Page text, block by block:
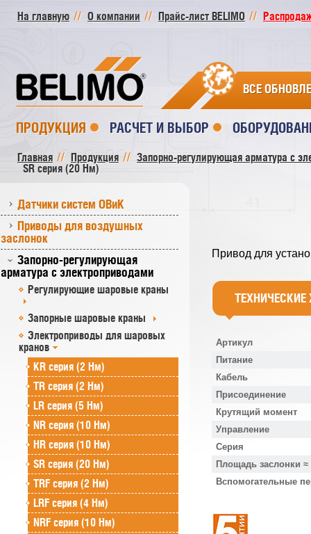
На главную О компании Прайс-лист BELIMO
ВСЕ
ПРОДУКЦИЯ РАСЧЕТ И ВЫБОР
Главная Продукция
Запорно-регулирующая арматура с
SR серия (20 Нм)
Датчики систем ОВиК
Приводы для воздушных
заслонок
Запорно-регулирующая
арматура с электроприводами
Регулирующие шаровые краны
Запорные шаровые краны
Электроприводы для шаровых
кранов
KR серия (2 Нм)
TR серия (2 Нм)
LR серия (5 Нм)
NR серия (10 Нм)
HR серия (10 Нм)
SR серия (20 Нм)
TRF серия (2 Нм)
LRF серия (4 Нм)
NRF серия (10 Нм)
Привод для
Артикул
Питание
Кабель
Присоединение
Крутящий момент
Управление
Серия
Площадь заслонки ≈
Вспомогательные